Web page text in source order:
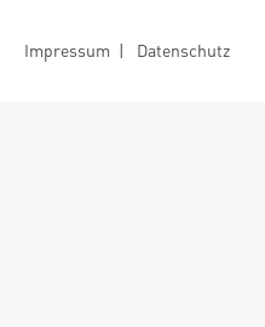
Impressum | Datenschutz